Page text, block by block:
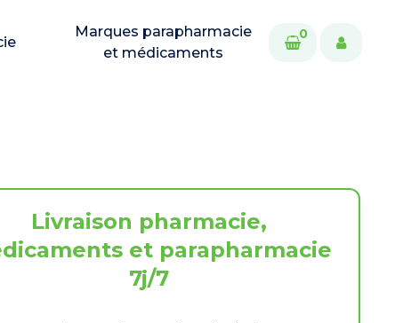
Marques parapharmacie
et médicaments
0
Livraison pharmacie,
et parapharmacie
7j/7